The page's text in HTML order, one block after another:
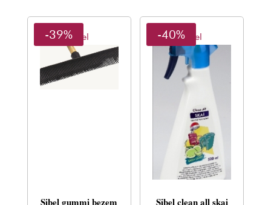
Sibel
-39%
Sibel gummi bezem
Sibel
-40%
Sibel clean all skai